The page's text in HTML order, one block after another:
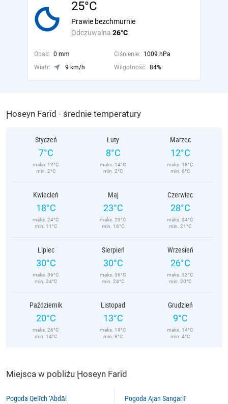
25°C
Odczuwalna 26°C
Prawie bezchmurnie
Opad: 0 mm Ciśnienie: 1009 hPa
Wiatr:
9 km/h Wilgotność: 84%
Ḩoseyn Farīd - średnie temperatury
Styczeń
7°C
maks. 12°C
min. 2°C
Luty
8°C
maks. 14°C
min. 2°C
Marzec
12°C
maks. 18°C
min. 6°C
Kwiecień
18°C
maks. 24°C
min. 11°C
Maj
23°C
maks. 29°C
min. 16°C
Czerwiec
28°C
maks. 34°C
min. 21°C
Lipiec
30°C
maks. 36°C
min. 24°C
Sierpień
30°C
maks. 36°C
min. 24°C
Wrzesień
26°C
maks. 32°C
min. 20°C
Październik
20°C
maks. 26°C
min. 14°C
Listopad
13°C
maks. 19°C
min. 8°C
Grudzień
9°C
maks. 14°C
min. 4°C
Miejsca w pobliżu Ḩoseyn Farīd
Pogoda Qelīch ‘Abdāl Pogoda Ajan Sangarlī